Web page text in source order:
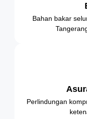
Bahan bakar
Perlindungan